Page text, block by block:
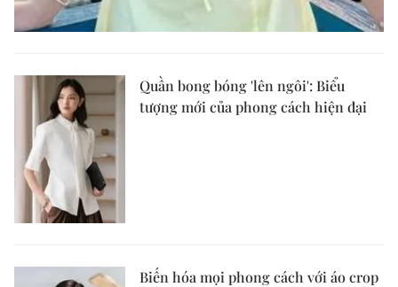
Quần bong bóng 'lên ngôi': Biểu
tượng mới của phong cách hiện đại
Biến hóa mọi phong cách với áo crop